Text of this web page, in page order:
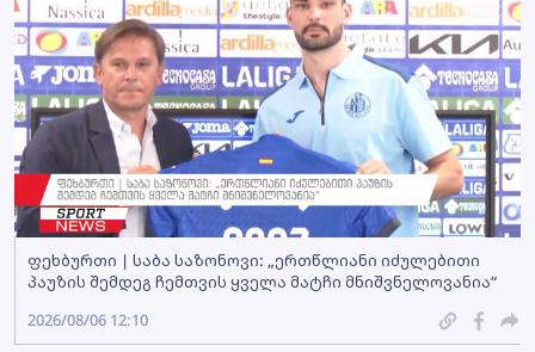
ფეხბურთი | საბა საზონოვი: „ერთწლიანი იძულებითი
პაუზის შემდეგ ჩემთვის ყველა მატჩი მნიშვნელოვანია“
2026/08/06 12:10